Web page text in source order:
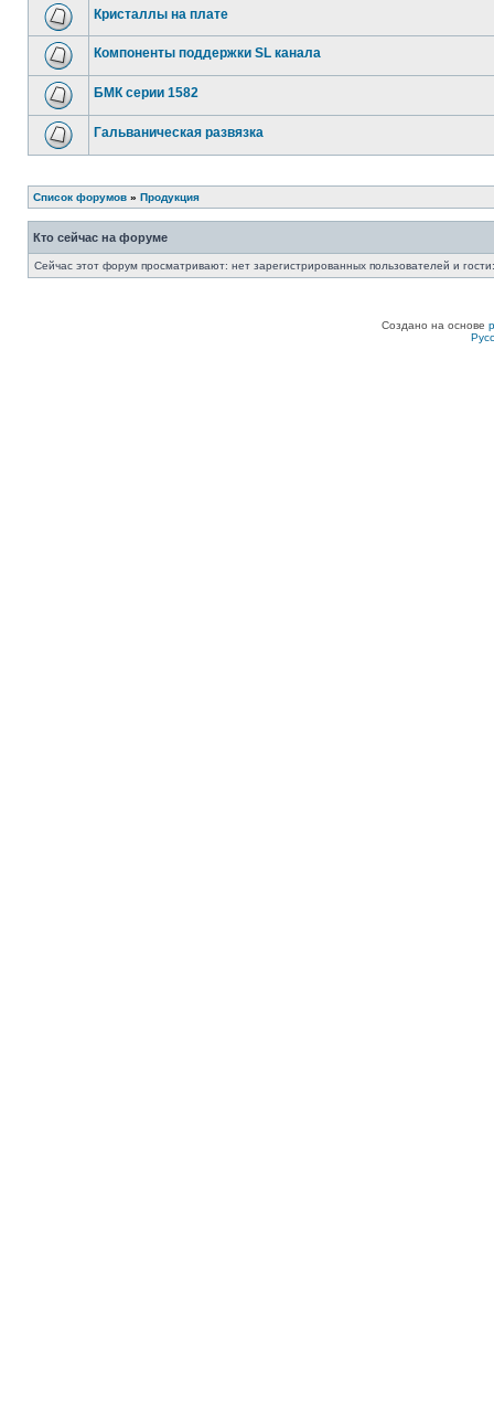
Кристаллы на плате
Компоненты поддержки SL канала
БМК серии 1582
Гальваническая развязка
Список форумов » Продукция
Кто сейчас на форуме
Сейчас этот форум просматривают: нет зарегистрированных пользователей и
Создано на основе